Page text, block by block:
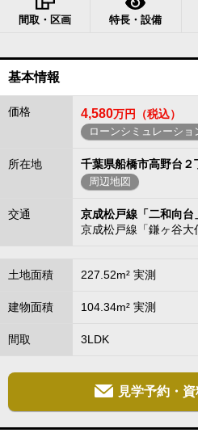
間取・区画 特長・設備
基本情報
価格 4,580万円（税込）
ローンシミュレーショ
所在地 千葉県船橋市高野台２
周辺地図
交通
京成松戸線「二和向台
京成松戸線「鎌ヶ谷大
土地面積 227.52m² 実測
建物面積 104.34m² 実測
間取 3LDK
見学予約・